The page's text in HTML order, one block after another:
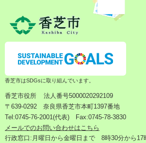
香芝市はSDGsに取り組んでいます。
香芝市役所
法人番号5000020292109
〒639-0292 奈良県香芝市本町1397番地
Tel:0745-76-2001(代表) Fax:0745-78-3830
メールでのお問い合わせはこちら
行政窓口:月曜日から金曜日まで 8時30分から17